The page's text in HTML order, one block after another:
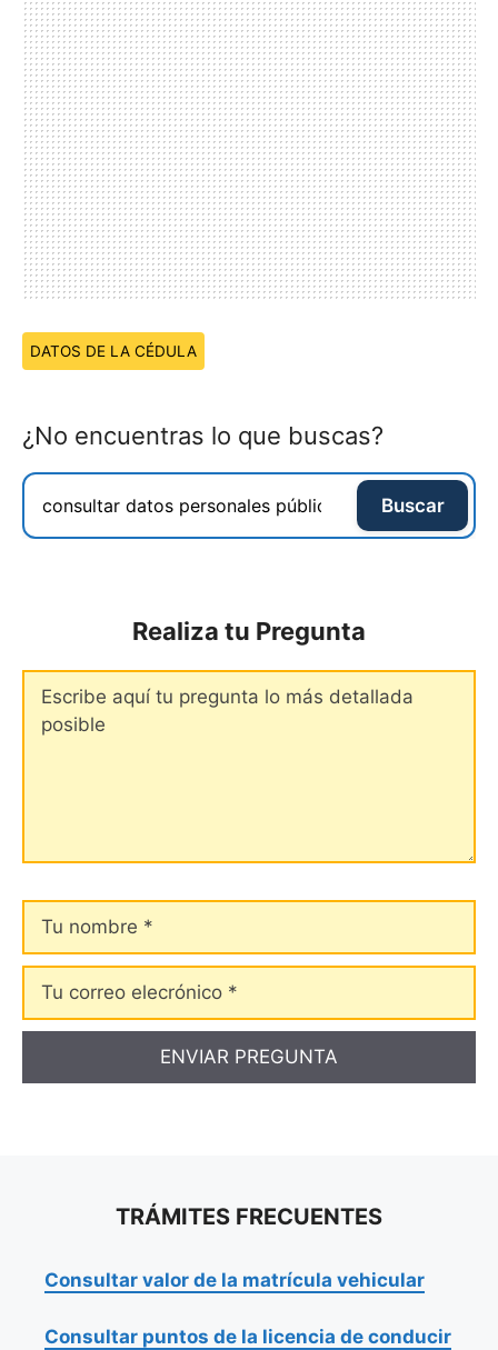
Temas:
DATOS DE LA CÉDULA
¿No encuentras lo que buscas?
Buscar
Realiza tu Pregunta
nombre
Tu
correo
elecrónico
TRÁMITES FRECUENTES
Consultar valor de la matrícula vehicular
Consultar puntos de la licencia de conducir